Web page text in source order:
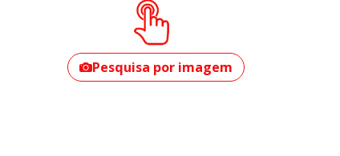
seu modelo?
Pesquisa por imagem